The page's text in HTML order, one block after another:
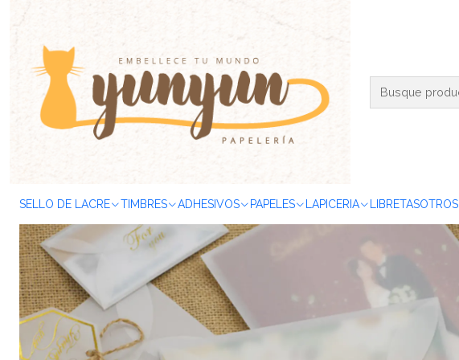
SELLO DE LACRE TIMBRES ADHESIVOS PAPELES LAPICERIA LIBRETASOTROS